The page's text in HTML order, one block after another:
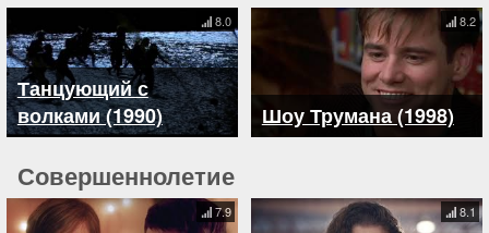
Танцующий с
волками (1990)
8.0
Шоу Трумана (1998)
8.2
Совершеннолетие
7.9 8.1